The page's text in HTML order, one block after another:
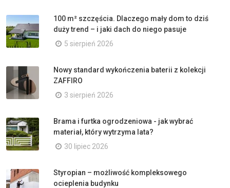
100 m² szczęścia. Dlaczego mały dom to dziś
duży trend – i jaki dach do niego pasuje
5 sierpień 2026
Nowy standard wykończenia baterii z kolekcji
ZAFFIRO
3 sierpień 2026
Brama i furtka ogrodzeniowa - jak wybrać
materiał, który wytrzyma lata?
30 lipiec 2026
Styropian – możliwość kompleksowego
ocieplenia budynku